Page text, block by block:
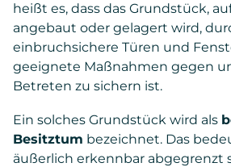
heißt es, dass das Grundstück,
angebaut oder gelagert wird,
einbruchsichere Türen und
geeignete Maßnahmen gegen
Betreten zu sichern ist.
Ein solches Grundstück wird als
Besitztum bezeichnet. Das
äußerlich erkennbar abgegrenzt